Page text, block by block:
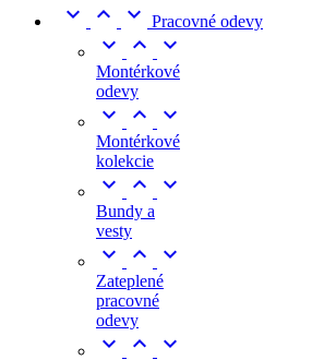

  Pracovné odevy
  
Montérkové
odevy
  
Montérkové
kolekcie
  
Bundy a
vesty
  
Zateplené
pracovné
odevy
  